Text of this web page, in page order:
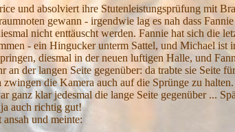
und absolviert ihre Stutenleistungsprüfung mit
gewann - irgendwie lag es nah dass
nicht enttäuscht werden. Fannie hat sich die
- ein Hingucker unterm Sattel, und Michael ist
diesmal in der neuen luftigen Halle, und
der langen Seite gegenüber: da trabte sie Seite
die Kamera auch auf die Sprünge zu
klar jedesmal die lange Seite gegenüber ...
auch richtig gut!
und meinte: